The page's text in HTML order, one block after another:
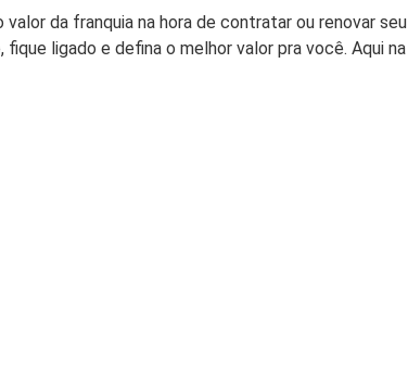
Residencial
da franquia na hora de contratar ou renovar seu
fique ligado e defina o melhor valor pra você. Aqui na